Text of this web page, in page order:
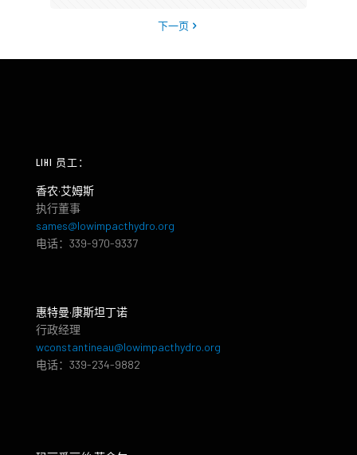
下一页
LIHI 员工：
香农·艾姆斯
执行董事
sames@lowimpacthydro.org
电话：339-970-9337
惠特曼·康斯坦丁诺
行政经理
wconstantineau@lowimpacthydro.org
电话：339-234-9882